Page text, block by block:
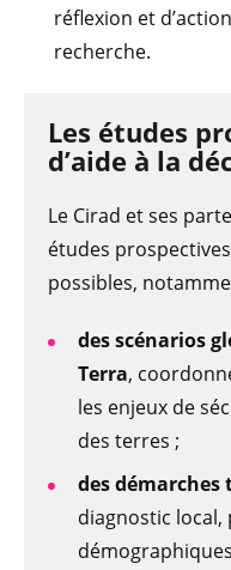
réflexion et
recherche.
Les études
d’aide à la
Le Cirad et ses
études
possibles,
des scénarios
Terra,
les enjeux de
des terres ;
des
diagnostic